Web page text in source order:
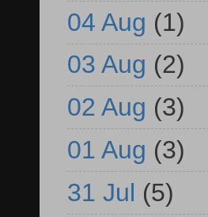
04 Aug (1)
03 Aug (2)
02 Aug (3)
01 Aug (3)
31 Jul (5)